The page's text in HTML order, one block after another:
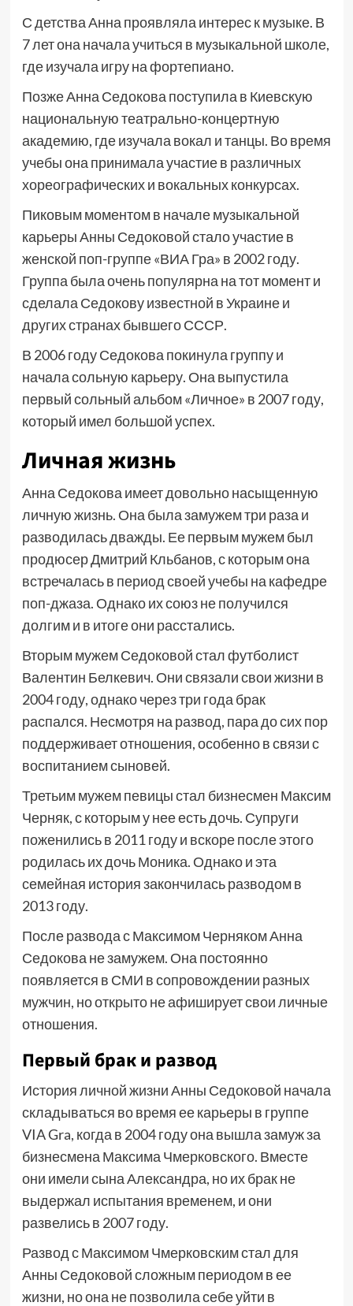
С детства Анна проявляла интерес к музыке. В
7 лет она начала учиться в музыкальной школе,
где изучала игру на фортепиано.
Позже Анна Седокова поступила в Киевскую
национальную театрально-концертную
академию, где изучала вокал и танцы. Во время
учебы она принимала участие в различных
хореографических и вокальных конкурсах.
Пиковым моментом в начале музыкальной
карьеры Анны Седоковой стало участие в
женской поп-группе «ВИА Гра» в 2002 году.
Группа была очень популярна на тот момент и
сделала Седокову известной в Украине и
других странах бывшего СССР.
В 2006 году Седокова покинула группу и
начала сольную карьеру. Она выпустила
первый сольный альбом «Личное» в 2007 году,
который имел большой успех.
Личная жизнь
Анна Седокова имеет довольно насыщенную
личную жизнь. Она была замужем три раза и
разводилась дважды. Ее первым мужем был
продюсер Дмитрий Кльбанов, с которым она
встречалась в период своей учебы на кафедре
поп-джаза. Однако их союз не получился
долгим и в итоге они расстались.
Вторым мужем Седоковой стал футболист
Валентин Белкевич. Они связали свои жизни в
2004 году, однако через три года брак
распался. Несмотря на развод, пара до сих пор
поддерживает отношения, особенно в связи с
воспитанием сыновей.
Третьим мужем певицы стал бизнесмен Максим
Черняк, с которым у нее есть дочь. Супруги
поженились в 2011 году и вскоре после этого
родилась их дочь Моника. Однако и эта
семейная история закончилась разводом в
2013 году.
После развода с Максимом Черняком Анна
Седокова не замужем. Она постоянно
появляется в СМИ в сопровождении разных
мужчин, но открыто не афиширует свои личные
отношения.
Первый брак и развод
История личной жизни Анны Седоковой начала
складываться во время ее карьеры в группе
VIA Gra, когда в 2004 году она вышла замуж за
бизнесмена Максима Чмерковского. Вместе
они имели сына Александра, но их брак не
выдержал испытания временем, и они
развелись в 2007 году.
Развод с Максимом Чмерковским стал для
Анны Седоковой сложным периодом в ее
жизни, но она не позволила себе уйти в